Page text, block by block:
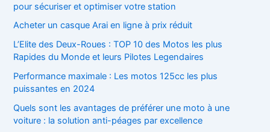
pour sécuriser et optimiser votre station
Acheter un casque Arai en ligne à prix réduit
L’Elite des Deux-Roues : TOP 10 des Motos les plus
Rapides du Monde et leurs Pilotes Legendaires
Performance maximale : Les motos 125cc les plus
puissantes en 2024
Quels sont les avantages de préférer une moto à une
voiture : la solution anti-péages par excellence